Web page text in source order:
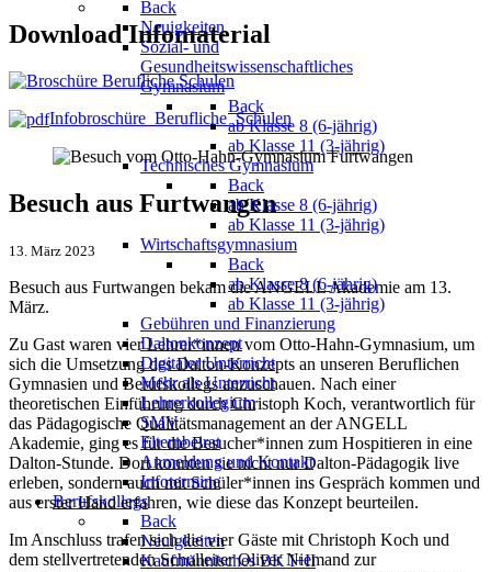
Back
Neuigkeiten
Sozial- und
Gesundheitswissenschaftliches
Gymnasium
Back
ab Klasse 8 (6-jährig)
ab Klasse 11 (3-jährig)
Technisches Gymnasium
Back
ab Klasse 8 (6-jährig)
ab Klasse 11 (3-jährig)
Wirtschaftsgymnasium
Back
ab Klasse 8 (6-jährig)
ab Klasse 11 (3-jährig)
Gebühren und Finanzierung
Daltonkonzept
Digitaler Unterricht
Mehr als Unterricht
Lehrerkollegium
SMV
Elternbeirat
Anmeldung und Kontakt
Infotermine
Berufskollegs
Back
Neuigkeiten
Kaufmännisches BK I+II
Download Infomaterial
Infobroschüre_Berufliche_Schulen
Besuch aus Furtwangen
13. März 2023
Besuch aus Furtwangen bekam die ANGELL Akademie am 13.
März.
Zu Gast waren vier Lehrer*innen vom Otto-Hahn-Gymnasium, um
sich die Umsetzung des Dalton-Konzepts an unseren Beruflichen
Gymnasien und Berufskollegs anzuschauen. Nach einer
theoretischen Einführung durch Christoph Koch, verantwortlich für
das Pädagogische Qualitätsmanagement an der ANGELL
Akademie, ging es für die Besucher*innen zum Hospitieren in eine
Dalton-Stunde. Dort konnten sie nicht nur Dalton-Pädagogik live
erleben, sondern auch mit Schüler*innen ins Gespräch kommen und
aus erster Hand erfahren, wie diese das Konzept beurteilen.
Im Anschluss trafen sich die vier Gäste mit Christoph Koch und
dem stellvertretenden Schulleiter Oliver Niemand zur